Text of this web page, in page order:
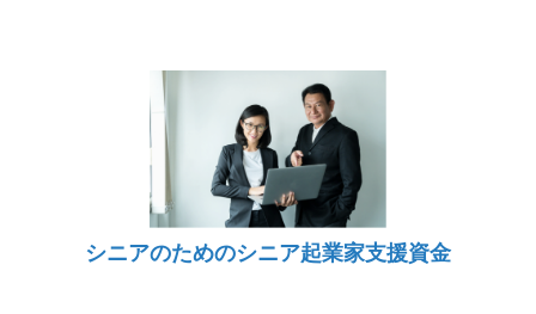
シニアのためのシニア起業家支援資金